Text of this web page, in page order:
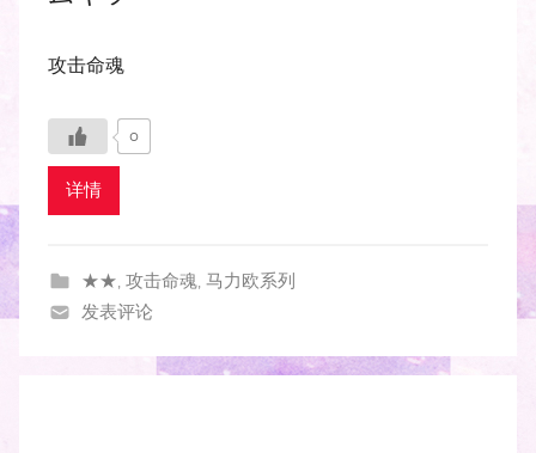
攻击命魂
0
详情
★★ 攻击命魂, 马力欧系列
发表评论